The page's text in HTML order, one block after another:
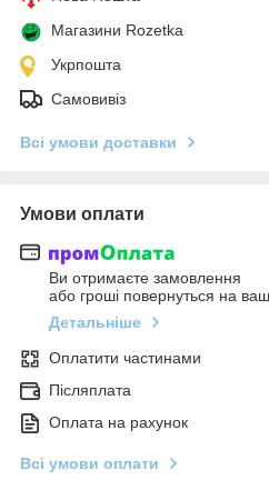
Магазини Rozetka
Укрпошта
Самовивіз
Всі умови доставки
Умови оплати
Ви отримаєте замовлення
або гроші повернуться на
Детальніше
Оплатити частинами
Післяплата
Оплата на рахунок
Всі умови оплати